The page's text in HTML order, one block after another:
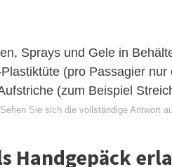
Sprays und Gele in
(pro Passagier
(zum Beispiel
Sehen Sie sich die vollständige Antwort
Handgepäck